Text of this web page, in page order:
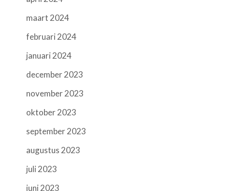
maart 2024
februari 2024
januari 2024
december 2023
november 2023
oktober 2023
september 2023
augustus 2023
juli 2023
juni 2023